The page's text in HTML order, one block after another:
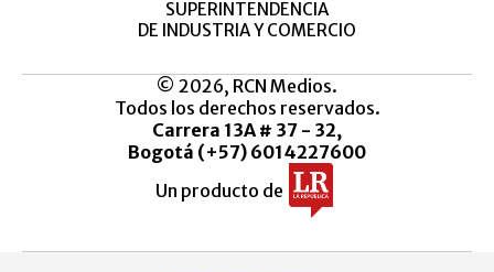
SUPERINTENDENCIA
DE INDUSTRIA Y COMERCIO
© 2026, RCN Medios.
Todos los derechos reservados.
Carrera 13A # 37 - 32,
Bogotá (+57) 6014227600
Un producto de